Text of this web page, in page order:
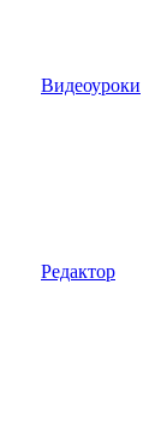
Видеоуроки
Редактор